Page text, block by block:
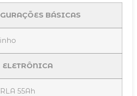
BÁSICAS
ELETRÔNICA
55Ah